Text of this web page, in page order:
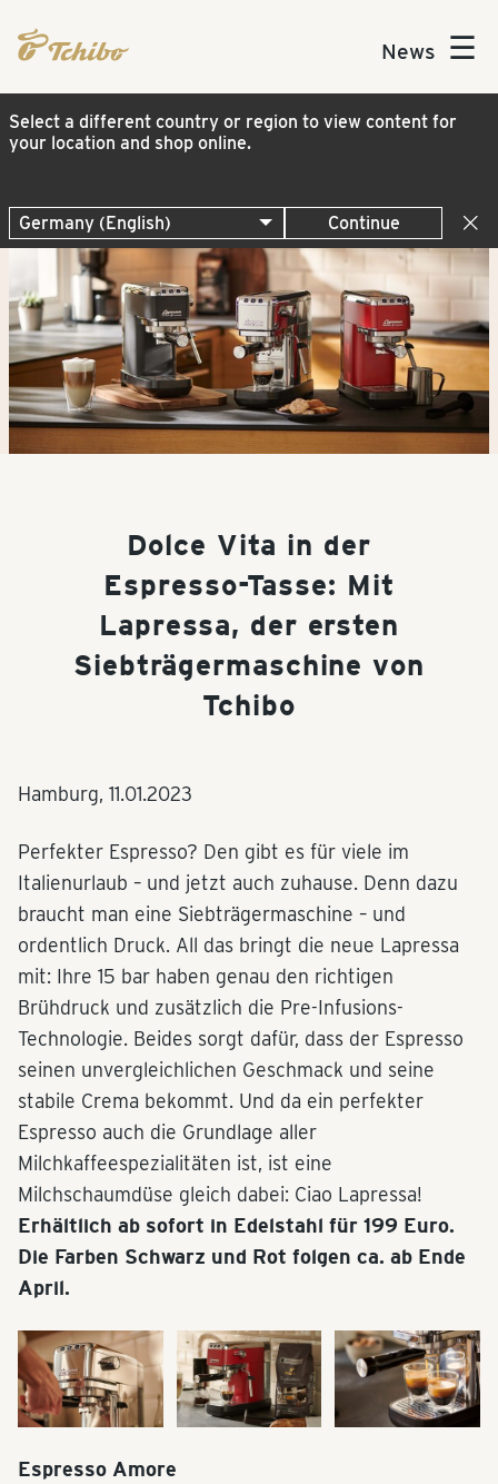
News ☰
Select a different country or region to view content for
your location and shop online.
Continue
Dolce Vita in der
Espresso-Tasse: Mit
Lapressa, der ersten
Siebträgermaschine von
Tchibo
Hamburg, 11.01.2023
Perfekter Espresso? Den gibt es für viele im
Italienurlaub – und jetzt auch zuhause. Denn dazu
braucht man eine Siebträgermaschine – und
ordentlich Druck. All das bringt die neue Lapressa
mit: Ihre 15 bar haben genau den richtigen
Brühdruck und zusätzlich die Pre-Infusions-
Technologie. Beides sorgt dafür, dass der Espresso
seinen unvergleichlichen Geschmack und seine
stabile Crema bekommt. Und da ein perfekter
Espresso auch die Grundlage aller
Milchkaffeespezialitäten ist, ist eine
Milchschaumdüse gleich dabei: Ciao Lapressa!
Erhältlich ab sofort in Edelstahl für 199 Euro.
Die Farben Schwarz und Rot folgen ca. ab Ende
April.
Espresso Amore